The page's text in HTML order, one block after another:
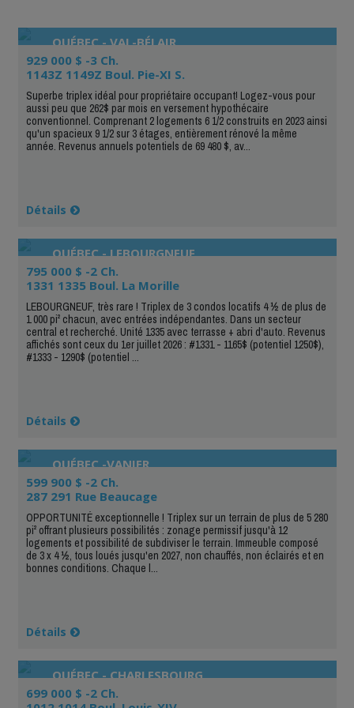
QUÉBEC - VAL-BÉLAIR
929 000 $ -3 Ch.
1143Z 1149Z Boul. Pie-XI S.
Superbe triplex idéal pour propriétaire occupant! Logez-vous pour
aussi peu que 262$ par mois en versement hypothécaire
conventionnel. Comprenant 2 logements 6 1/2 construits en 2023 ainsi
qu'un spacieux 9 1/2 sur 3 étages, entièrement rénové la même
année. Revenus annuels potentiels de 69 480 $, av...
Détails
QUÉBEC - LEBOURGNEUF
795 000 $ -2 Ch.
1331 1335 Boul. La Morille
LEBOURGNEUF, très rare ! Triplex de 3 condos locatifs 4 ½ de plus de
1 000 pi² chacun, avec entrées indépendantes. Dans un secteur
central et recherché. Unité 1335 avec terrasse + abri d'auto. Revenus
affichés sont ceux du 1er juillet 2026 : #1331 - 1165$ (potentiel 1250$),
#1333 - 1290$ (potentiel ...
Détails
QUÉBEC -VANIER
599 900 $ -2 Ch.
287 291 Rue Beaucage
OPPORTUNITÉ exceptionnelle ! Triplex sur un terrain de plus de 5 280
pi² offrant plusieurs possibilités : zonage permissif jusqu'à 12
logements et possibilité de subdiviser le terrain. Immeuble composé
de 3 x 4 ½, tous loués jusqu'en 2027, non chauffés, non éclairés et en
bonnes conditions. Chaque l...
Détails
QUÉBEC - CHARLESBOURG
699 000 $ -2 Ch.